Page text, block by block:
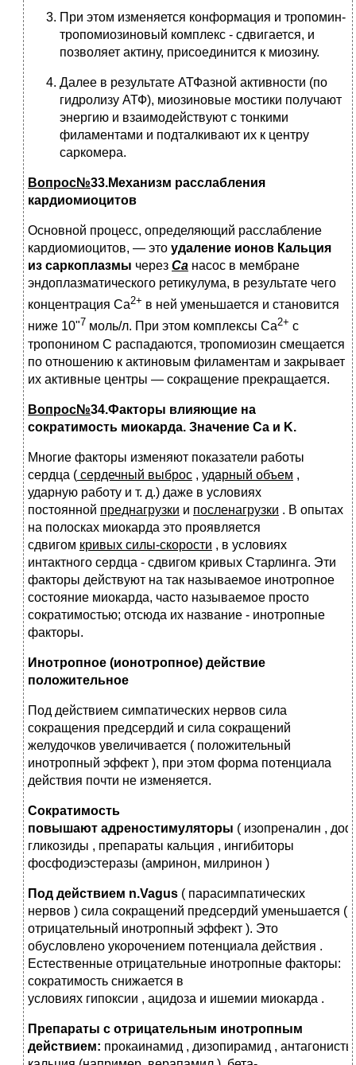
При этом изменяется конформация и тропомин-
тропомиозиновый комплекс - сдвигается, и
позволяет актину, присоединится к миозину.
Далее в результате АТФазной активности (по
гидролизу АТФ), миозиновые мостики получают
энергию и взаимодействуют с тонкими
филаментами и подталкивают их к центру
саркомера.
Вопрос№33.Механизм расслабления
кардиомиоцитов
Основной процесс, определяющий расслабление
кардиомиоцитов, — это удаление ионов Кальция
из саркоплазмы через Ca насос в мембране
эндоплазматического ретикулума, в результате чего
концентрация Са2+ в ней уменьшается и становится
ниже 10"7 моль/л. При этом комплексы Са2+ с
тропонином С распадаются, тропомиозин смещается
по отношению к актиновым филаментам и закрывает
их активные центры — сокращение прекращается.
Вопрос№34.Факторы влияющие на
сократимость миокарда. Значение Ca и K.
Многие факторы изменяют показатели работы
сердца ( сердечный выброс , ударный объем ,
ударную работу и т. д.) даже в условиях
постоянной преднагрузки и посленагрузки . В опытах
на полосках миокарда это проявляется
сдвигом кривых силы-скорости , в условиях
интактного сердца - сдвигом кривых Старлинга. Эти
факторы действуют на так называемое инотропное
состояние миокарда, часто называемое просто
сократимостью; отсюда их название - инотропные
факторы.
Инотропное (ионотропное) действие
положительное
Под действием симпатических нервов сила
сокращения предсердий и сила сокращений
желудочков увеличивается ( положительный
инотропный эффект ), при этом форма потенциала
действия почти не изменяется.
Сократимость
повышают адреностимуляторы ( изопреналин ,
гликозиды , препараты кальция , ингибиторы
фосфодиэстеразы (амринон, милринон )
Под действием n.Vagus ( парасимпатических
нервов ) сила сокращений предсердий уменьшается (
отрицательный инотропный эффект ). Это
обусловлено укорочением потенциала действия .
Естественные отрицательные инотропные факторы:
сократимость снижается в
условиях гипоксии , ацидоза и ишемии миокарда .
Препараты с отрицательным инотропным
действием: прокаинамид , дизопирамид , антагонисты